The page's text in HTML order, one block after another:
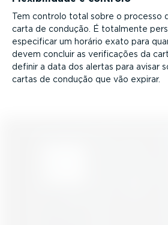
Tem controlo total sobre o processo
carta de condução. É totalmente
especificar um horário exato para
devem concluir as verifi­cações da
definir a data dos alertas para avisar
cartas de condução que vão expirar.